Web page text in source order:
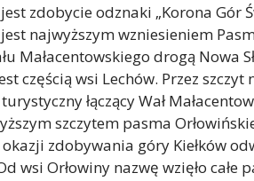
zdobycie odznaki „Korona Gór
najwyższym wzniesieniem
Małacentowskiego drogą Nowa
wsi Lechów. Przez
łączący Wał
szczytem pasma
zdobywania góry Kiełków
Orłowiny nazwę wzięło całe